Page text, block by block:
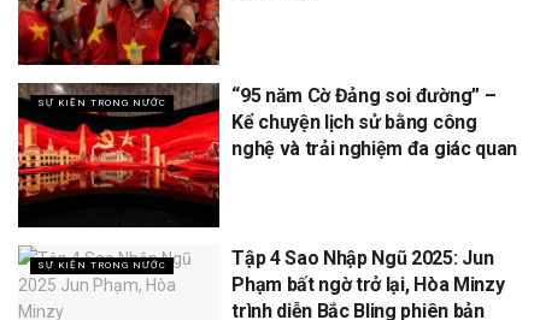
SỰ KIỆN TRONG NƯỚC
“95 năm Cờ Đảng soi đường” –
Kể chuyện lịch sử bằng công
nghệ và trải nghiệm đa giác quan
SỰ KIỆN TRONG NƯỚC
Tập 4 Sao Nhập Ngũ 2025: Jun
Phạm bất ngờ trở lại, Hòa Minzy
trình diễn Bắc Bling phiên bản